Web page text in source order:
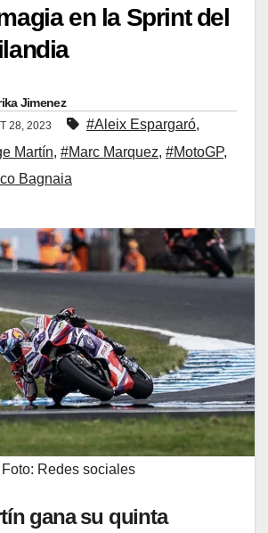
en la Sprint del
Jimenez
28, 2023 #Aleix Espargaró,
Martín, #Marc Marquez, #MotoGP,
Bagnaia
Foto: Redes sociales
gana su quinta